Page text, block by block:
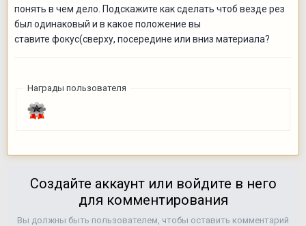
понять в чем дело. Подскажите как сделать чтоб везде рез
был одинаковый и в какое положение вы
ставите фокус(сверху, посередине или вниз материала?
Награды пользователя
Создайте аккаунт или войдите в него
для комментирования
Вы должны быть пользователем, чтобы оставить комментарий